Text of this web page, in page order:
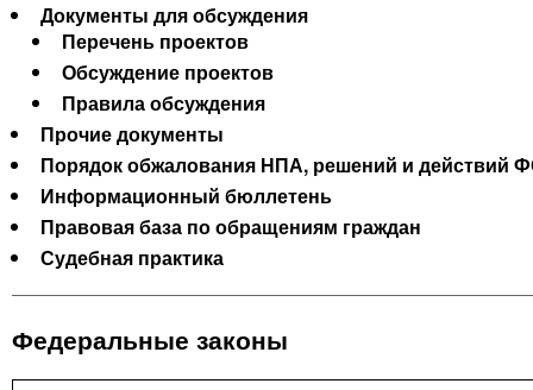
Документы для обсуждения
Перечень проектов
Обсуждение проектов
Правила обсуждения
Прочие документы
Порядок обжалования НПА, решений и действий
Информационный бюллетень
Правовая база по обращениям граждан
Судебная практика
Федеральные законы